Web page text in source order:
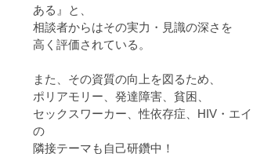
ある』と、
相談者からはその実力・見識の深さを
高く評価されている。
また、その資質の向上を図るため、
ポリアモリー、発達障害、貧困、
セックスワーカー、性依存症、HIV・エ
の
隣接テーマも自己研鑽中！